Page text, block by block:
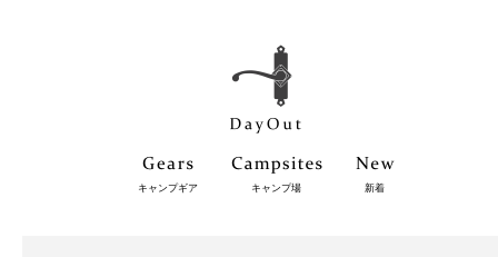
キャンプギア キャンプ場 新着